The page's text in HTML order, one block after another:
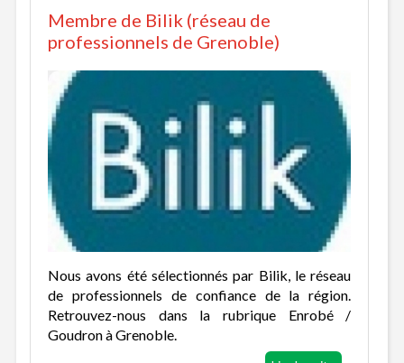
Membre de Bilik (réseau de
professionnels de Grenoble)
Nous avons été sélectionnés par Bilik, le réseau
de professionnels de confiance de la région.
Retrouvez-nous dans la rubrique Enrobé /
Goudron à Grenoble.